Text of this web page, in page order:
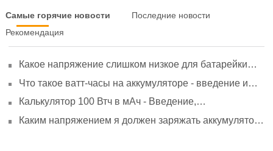
Самые горячие новости
Последние новости
Рекомендация
Какое напряжение слишком низкое для батарейки
старение
Что такое ватт-часы на аккумуляторе - введение и
Калькулятор 100 Втч в мАч - Введение,
Каким напряжением я должен заряжать аккумулятор